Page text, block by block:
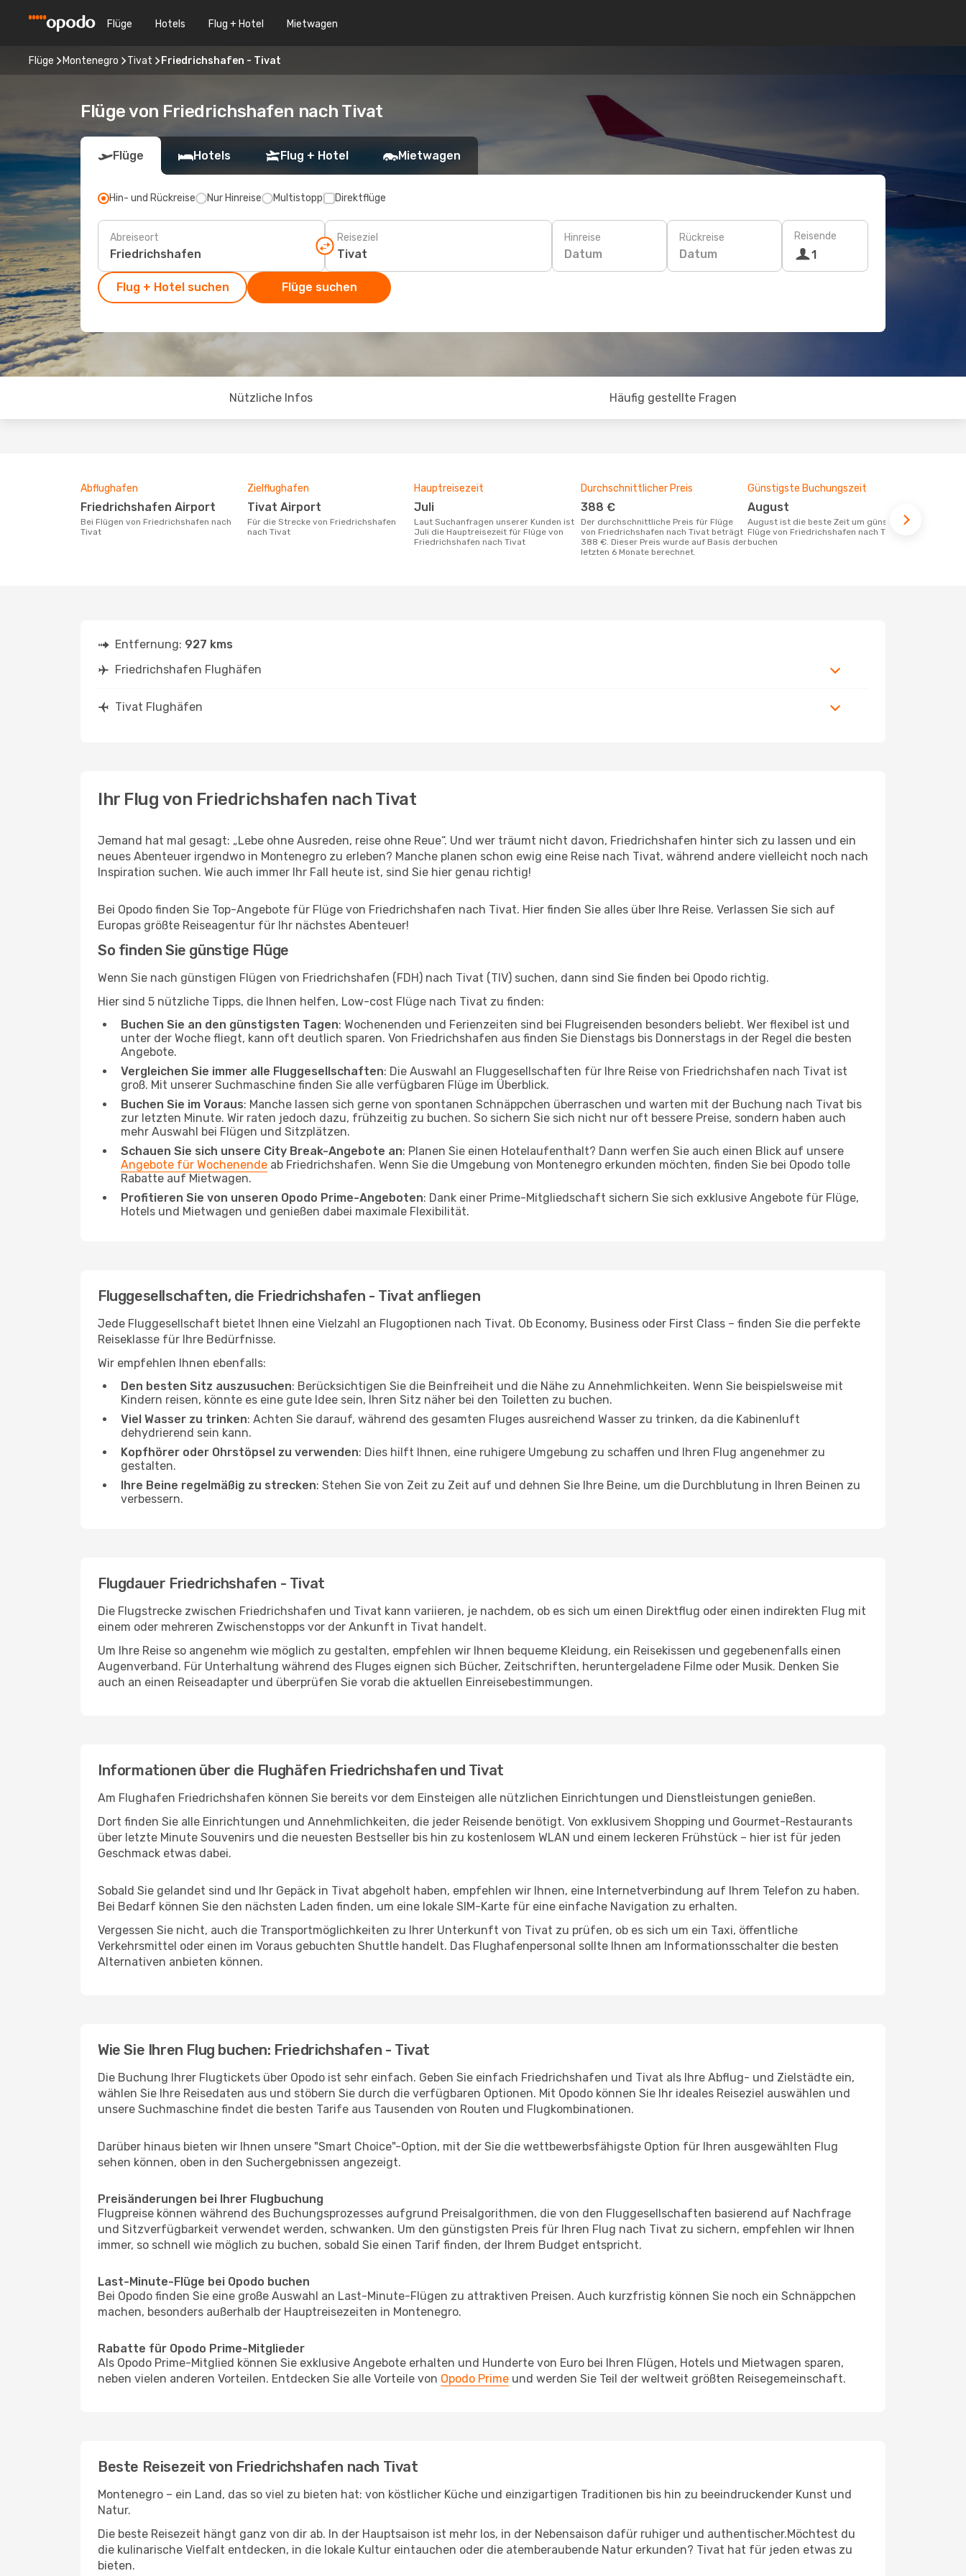
Flüge Hotels Flug + Hotel Mietwagen
Flüge Montenegro Tivat Friedrichshafen - Tivat
Flüge von Friedrichshafen nach Tivat
Flüge Hotels Flug + Hotel Mietwagen
Hin- und Rückreise Nur Hinreise Multistopp Direktflüge
Abreiseort Reiseziel Hinreise
Datum
Rückreise
Datum
Reisende
1
Flug + Hotel suchen Flüge suchen
Nützliche Infos Häufig gestellte Fragen
Abflughafen
Friedrichshafen Airport
Bei Flügen von Friedrichshafen nach
Tivat
Zielflughafen
Tivat Airport
Für die Strecke von Friedrichshafen
nach Tivat
Hauptreisezeit
Juli
Laut Suchanfragen unserer Kunden ist
Juli die Hauptreisezeit für Flüge von
Friedrichshafen nach Tivat
Durchschnittlicher Preis
388 €
Der durchschnittliche Preis für Flüge
von Friedrichshafen nach Tivat beträgt
388 €. Dieser Preis wurde auf Basis der
letzten 6 Monate berechnet.
Günstigste Buchungszeit
August
August ist die beste Zeit um günstige
Flüge von Friedrichshafen nach Tivat zu
buchen
Entfernung: 927 kms
Friedrichshafen Flughäfen
Tivat Flughäfen
Ihr Flug von Friedrichshafen nach Tivat
Jemand hat mal gesagt: „Lebe ohne Ausreden, reise ohne Reue“. Und wer träumt nicht davon, Friedrichshafen hinter sich zu lassen und ein
neues Abenteuer irgendwo in Montenegro zu erleben? Manche planen schon ewig eine Reise nach Tivat, während andere vielleicht noch nach
Inspiration suchen. Wie auch immer Ihr Fall heute ist, sind Sie hier genau richtig!
Bei Opodo finden Sie Top-Angebote für Flüge von Friedrichshafen nach Tivat. Hier finden Sie alles über Ihre Reise. Verlassen Sie sich auf
Europas größte Reiseagentur für Ihr nächstes Abenteuer!
So finden Sie günstige Flüge
Wenn Sie nach günstigen Flügen von Friedrichshafen (FDH) nach Tivat (TIV) suchen, dann sind Sie finden bei Opodo richtig.
Hier sind 5 nützliche Tipps, die Ihnen helfen, Low-cost Flüge nach Tivat zu finden:
Buchen Sie an den günstigsten Tagen: Wochenenden und Ferienzeiten sind bei Flugreisenden besonders beliebt. Wer flexibel ist und
unter der Woche fliegt, kann oft deutlich sparen. Von Friedrichshafen aus finden Sie Dienstags bis Donnerstags in der Regel die besten
Angebote.
Vergleichen Sie immer alle Fluggesellschaften: Die Auswahl an Fluggesellschaften für Ihre Reise von Friedrichshafen nach Tivat ist
groß. Mit unserer Suchmaschine finden Sie alle verfügbaren Flüge im Überblick.
Buchen Sie im Voraus: Manche lassen sich gerne von spontanen Schnäppchen überraschen und warten mit der Buchung nach Tivat bis
zur letzten Minute. Wir raten jedoch dazu, frühzeitig zu buchen. So sichern Sie sich nicht nur oft bessere Preise, sondern haben auch
mehr Auswahl bei Flügen und Sitzplätzen.
Schauen Sie sich unsere City Break-Angebote an: Planen Sie einen Hotelaufenthalt? Dann werfen Sie auch einen Blick auf unsere
Angebote für Wochenende ab Friedrichshafen. Wenn Sie die Umgebung von Montenegro erkunden möchten, finden Sie bei Opodo tolle
Rabatte auf Mietwagen.
Profitieren Sie von unseren Opodo Prime-Angeboten: Dank einer Prime-Mitgliedschaft sichern Sie sich exklusive Angebote für Flüge,
Hotels und Mietwagen und genießen dabei maximale Flexibilität.
Fluggesellschaften, die Friedrichshafen - Tivat anfliegen
Jede Fluggesellschaft bietet Ihnen eine Vielzahl an Flugoptionen nach Tivat. Ob Economy, Business oder First Class – finden Sie die perfekte
Reiseklasse für Ihre Bedürfnisse.
Wir empfehlen Ihnen ebenfalls:
Den besten Sitz auszusuchen: Berücksichtigen Sie die Beinfreiheit und die Nähe zu Annehmlichkeiten. Wenn Sie beispielsweise mit
Kindern reisen, könnte es eine gute Idee sein, Ihren Sitz näher bei den Toiletten zu buchen.
Viel Wasser zu trinken: Achten Sie darauf, während des gesamten Fluges ausreichend Wasser zu trinken, da die Kabinenluft
dehydrierend sein kann.
Kopfhörer oder Ohrstöpsel zu verwenden: Dies hilft Ihnen, eine ruhigere Umgebung zu schaffen und Ihren Flug angenehmer zu
gestalten.
Ihre Beine regelmäßig zu strecken: Stehen Sie von Zeit zu Zeit auf und dehnen Sie Ihre Beine, um die Durchblutung in Ihren Beinen zu
verbessern.
Flugdauer Friedrichshafen - Tivat
Die Flugstrecke zwischen Friedrichshafen und Tivat kann variieren, je nachdem, ob es sich um einen Direktflug oder einen indirekten Flug mit
einem oder mehreren Zwischenstopps vor der Ankunft in Tivat handelt.
Um Ihre Reise so angenehm wie möglich zu gestalten, empfehlen wir Ihnen bequeme Kleidung, ein Reisekissen und gegebenenfalls einen
Augenverband. Für Unterhaltung während des Fluges eignen sich Bücher, Zeitschriften, heruntergeladene Filme oder Musik. Denken Sie
auch an einen Reiseadapter und überprüfen Sie vorab die aktuellen Einreisebestimmungen.
Informationen über die Flughäfen Friedrichshafen und Tivat
Am Flughafen Friedrichshafen können Sie bereits vor dem Einsteigen alle nützlichen Einrichtungen und Dienstleistungen genießen.
Dort finden Sie alle Einrichtungen und Annehmlichkeiten, die jeder Reisende benötigt. Von exklusivem Shopping und Gourmet-Restaurants
über letzte Minute Souvenirs und die neuesten Bestseller bis hin zu kostenlosem WLAN und einem leckeren Frühstück – hier ist für jeden
Geschmack etwas dabei.
Sobald Sie gelandet sind und Ihr Gepäck in Tivat abgeholt haben, empfehlen wir Ihnen, eine Internetverbindung auf Ihrem Telefon zu haben.
Bei Bedarf können Sie den nächsten Laden finden, um eine lokale SIM-Karte für eine einfache Navigation zu erhalten.
Vergessen Sie nicht, auch die Transportmöglichkeiten zu Ihrer Unterkunft von Tivat zu prüfen, ob es sich um ein Taxi, öffentliche
Verkehrsmittel oder einen im Voraus gebuchten Shuttle handelt. Das Flughafenpersonal sollte Ihnen am Informationsschalter die besten
Alternativen anbieten können.
Wie Sie Ihren Flug buchen: Friedrichshafen - Tivat
Die Buchung Ihrer Flugtickets über Opodo ist sehr einfach. Geben Sie einfach Friedrichshafen und Tivat als Ihre Abflug- und Zielstädte ein,
wählen Sie Ihre Reisedaten aus und stöbern Sie durch die verfügbaren Optionen. Mit Opodo können Sie Ihr ideales Reiseziel auswählen und
unsere Suchmaschine findet die besten Tarife aus Tausenden von Routen und Flugkombinationen.
Darüber hinaus bieten wir Ihnen unsere "Smart Choice"-Option, mit der Sie die wettbewerbsfähigste Option für Ihren ausgewählten Flug
sehen können, oben in den Suchergebnissen angezeigt.
Preisänderungen bei Ihrer Flugbuchung
Flugpreise können während des Buchungsprozesses aufgrund Preisalgorithmen, die von den Fluggesellschaften basierend auf Nachfrage
und Sitzverfügbarkeit verwendet werden, schwanken. Um den günstigsten Preis für Ihren Flug nach Tivat zu sichern, empfehlen wir Ihnen
immer, so schnell wie möglich zu buchen, sobald Sie einen Tarif finden, der Ihrem Budget entspricht.
Last-Minute-Flüge bei Opodo buchen
Bei Opodo finden Sie eine große Auswahl an Last-Minute-Flügen zu attraktiven Preisen. Auch kurzfristig können Sie noch ein Schnäppchen
machen, besonders außerhalb der Hauptreisezeiten in Montenegro.
Rabatte für Opodo Prime-Mitglieder
Als Opodo Prime-Mitglied können Sie exklusive Angebote erhalten und Hunderte von Euro bei Ihren Flügen, Hotels und Mietwagen sparen,
neben vielen anderen Vorteilen. Entdecken Sie alle Vorteile von Opodo Prime und werden Sie Teil der weltweit größten Reisegemeinschaft.
Beste Reisezeit von Friedrichshafen nach Tivat
Montenegro – ein Land, das so viel zu bieten hat: von köstlicher Küche und einzigartigen Traditionen bis hin zu beeindruckender Kunst und
Natur.
Die beste Reisezeit hängt ganz von dir ab. In der Hauptsaison ist mehr los, in der Nebensaison dafür ruhiger und authentischer.Möchtest du
die kulinarische Vielfalt entdecken, in die lokale Kultur eintauchen oder die atemberaubende Natur erkunden? Tivat hat für jeden etwas zu
bieten.